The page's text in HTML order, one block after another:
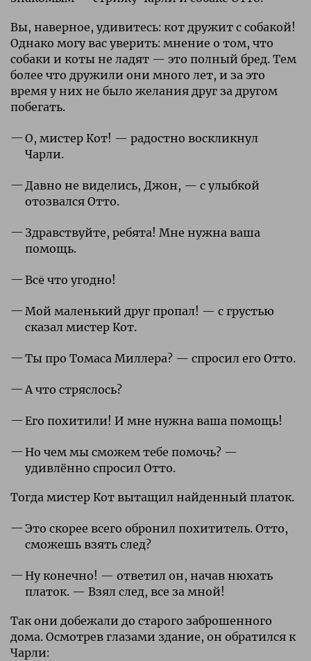
Вы, наверное, удивитесь: кот дружит с собакой!
Однако могу вас уверить: мнение о том, что
собаки и коты не ладят — это полный бред. Тем
более что дружили они много лет, и за это
время у них не было желания друг за другом
побегать.
О, мистер Кот! — радостно воскликнул
Чарли.
Давно не виделись, Джон, — с улыбкой
отозвался Отто.
Здравствуйте, ребята! Мне нужна ваша
помощь.
Всë что угодно!
Мой маленький друг пропал! — с грустью
сказал мистер Кот.
Ты про Томаса Миллера? — спросил его Отто.
А что стряслось?
Его похитили! И мне нужна ваша помощь!
Но чем мы сможем тебе помочь? —
удивлённо спросил Отто.
Тогда мистер Кот вытащил найденный платок.
Это скорее всего обронил похититель. Отто,
сможешь взять след?
Ну конечно! — ответил он, начав нюхать
платок. — Взял след, все за мной!
Так они добежали до старого заброшенного
дома. Осмотрев глазами здание, он обратился к
Чарли: